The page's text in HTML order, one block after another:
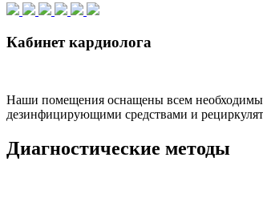
Кабинет кардиолога
Наши помещения оснащены всем необходимым
дезинфицирующими средствами и
Диагностические методы